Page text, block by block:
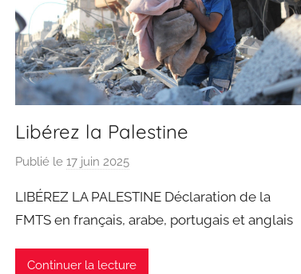
n
t
o
s
Libérez la Palestine
Publié le17 juin 2025
r
J
a
LIBÉREZ LA PALESTINE Déclaration de la
FMTS en français, arabe, portugais et anglais
Continuer la lecture